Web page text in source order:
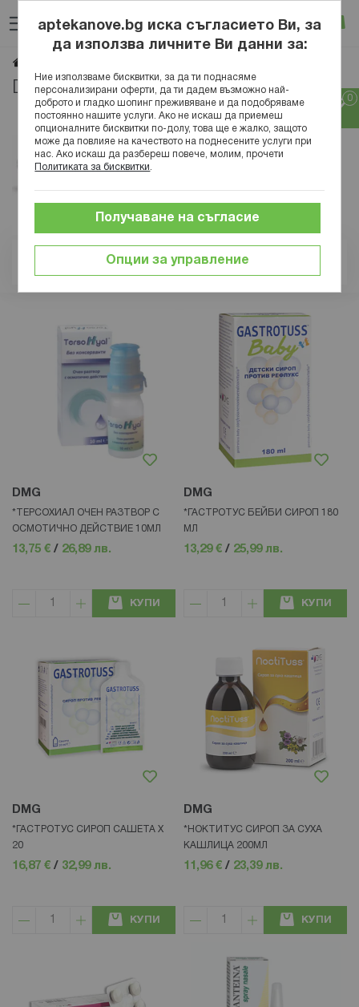
към
съдържанието
Вход
DMG
Позиция
DMG
*ТЕРСОХИАЛ ОЧЕН РАЗТВОР С
ОСМОТИЧНО ДЕЙСТВИЕ 10МЛ
13,75 € / 26,89 лв.
КУПИ
DMG
*ГАСТРОТУС БЕЙБИ СИРОП 180
МЛ
13,29 € / 25,99 лв.
КУПИ
DMG
*ГАСТРОТУС СИРОП САШЕТА Х
20
16,87 € / 32,99 лв.
КУПИ
DMG
*НОКТИТУС СИРОП ЗА СУХА
КАШЛИЦА 200МЛ
11,96 € / 23,39 лв.
КУПИ
aptekanove.bg иска съгласието Ви, за
да използва личните Ви данни за:
Ние използваме бисквитки, за да ти поднасяме
персонализирани оферти, да ти дадем възможно най-
доброто и гладко шопинг преживяване и да подобряваме
постоянно нашите услуги. Ако не искаш да приемеш
опционалните бисквитки по-долу, това ще е жалко, защото
може да повлияе на качеството на поднесените услуги при
нас. Ако искаш да разбереш повече, молим, прочети
Политиката за бисквитки
Опции за управление
Получаване на съгласие